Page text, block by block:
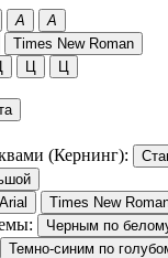
A A
Times New Roman
Ц Ц
(Кернинг):
Arial Times New
Черным по
Темно-синим по